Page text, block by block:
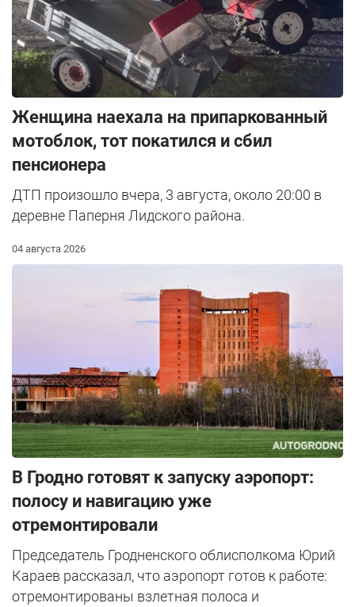
Женщина наехала на припаркованный
мотоблок, тот покатился и сбил
пенсионера
ДТП произошло вчера, 3 августа, около 20:00 в
деревне Паперня Лидского района.
04 августа 2026
В Гродно готовят к запуску аэропорт:
полосу и навигацию уже
отремонтировали
Председатель Гродненского облисполкома Юрий
Караев рассказал, что аэропорт готов к работе:
отремонтированы взлетная полоса и